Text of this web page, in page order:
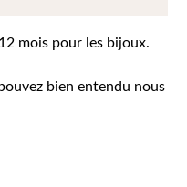
mois pour les bijoux.
bien entendu nous